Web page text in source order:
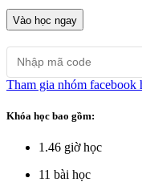
Vào học ngay
Tham gia nhóm facebook
Khóa học bao gồm:
1.46 giờ học
11 bài học